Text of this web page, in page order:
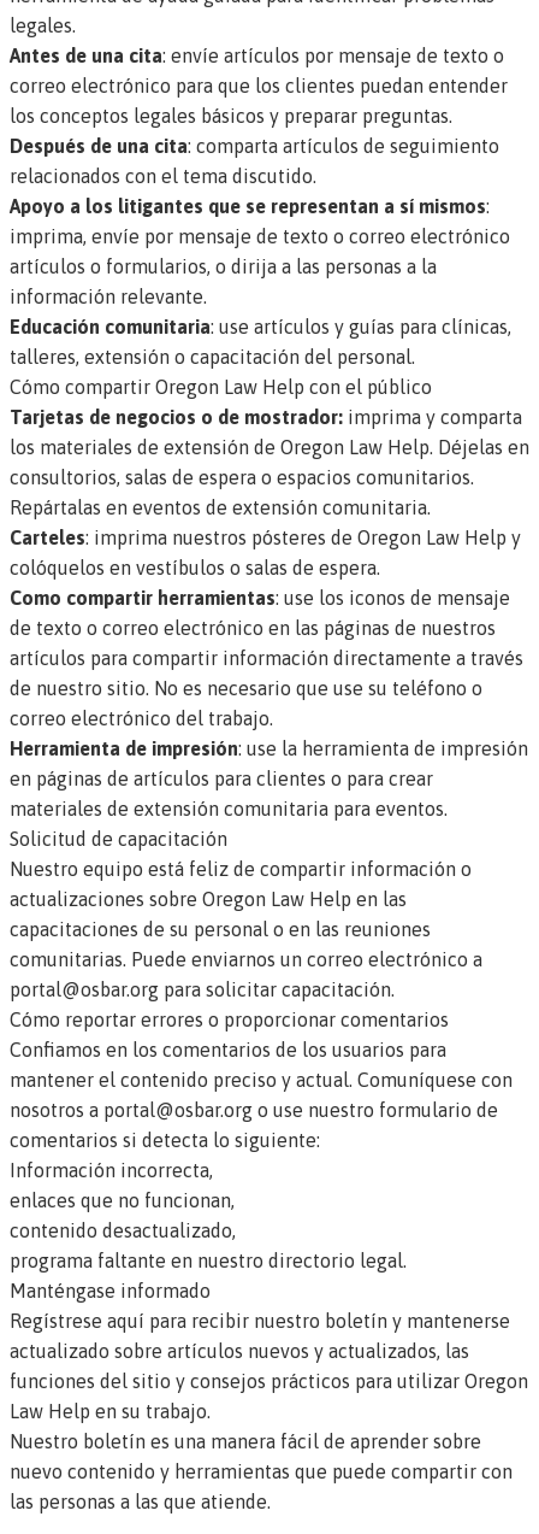
legales.
Antes de una cita: envíe artículos por mensaje de texto o
correo electrónico para que los clientes puedan entender
los conceptos legales básicos y preparar preguntas.
Después de una cita: comparta artículos de seguimiento
relacionados con el tema discutido.
Apoyo a los litigantes que se representan a sí mismos:
imprima, envíe por mensaje de texto o correo electrónico
artículos o formularios, o dirija a las personas a la
información relevante.
Educación comunitaria: use artículos y guías para clínicas,
talleres, extensión o capacitación del personal.
Cómo compartir Oregon Law Help con el público
Tarjetas de negocios o de mostrador: imprima y comparta
los materiales de extensión de Oregon Law Help. Déjelas en
consultorios, salas de espera o espacios comunitarios.
Repártalas en eventos de extensión comunitaria.
Carteles: imprima nuestros pósteres de Oregon Law Help y
colóquelos en vestíbulos o salas de espera.
Como compartir herramientas: use los iconos de mensaje
de texto o correo electrónico en las páginas de nuestros
artículos para compartir información directamente a través
de nuestro sitio. No es necesario que use su teléfono o
correo electrónico del trabajo.
Herramienta de impresión: use la herramienta de impresión
en páginas de artículos para clientes o para crear
materiales de extensión comunitaria para eventos.
Solicitud de capacitación
Nuestro equipo está feliz de compartir información o
actualizaciones sobre Oregon Law Help en las
capacitaciones de su personal o en las reuniones
comunitarias. Puede enviarnos un correo electrónico a
portal@osbar.org para solicitar capacitación.
Cómo reportar errores o proporcionar comentarios
Confiamos en los comentarios de los usuarios para
mantener el contenido preciso y actual. Comuníquese con
nosotros a portal@osbar.org o use nuestro formulario de
comentarios si detecta lo siguiente:
Información incorrecta,
enlaces que no funcionan,
contenido desactualizado,
programa faltante en nuestro directorio legal.
Manténgase informado
Regístrese aquí para recibir nuestro boletín y mantenerse
actualizado sobre artículos nuevos y actualizados, las
funciones del sitio y consejos prácticos para utilizar Oregon
Law Help en su trabajo.
Nuestro boletín es una manera fácil de aprender sobre
nuevo contenido y herramientas que puede compartir con
las personas a las que atiende.